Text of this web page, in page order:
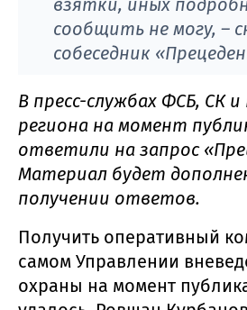
сообщить не могу, –
собеседник
В пресс-службах ФСБ, СК и
региона на момент
ответили на запрос
Материал будет
получении ответов.
Получить оперативный
самом Управлении
охраны на момент